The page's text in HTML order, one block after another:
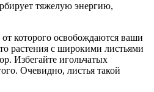
тяжелую энергию,
которого освобождаются ваши
растения с широкими листьями
Избегайте игольчатых
Очевидно, листья такой